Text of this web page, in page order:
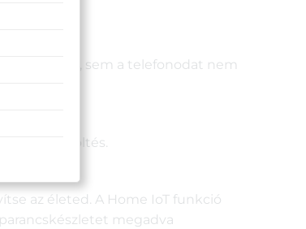
a tárcádat, sem a telefonodat nem
indul is a töltés.
az életed. A Home IoT funkció
megadva